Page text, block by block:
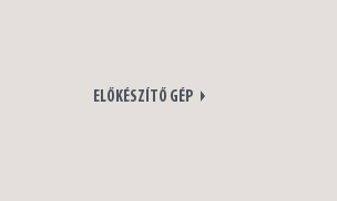
ELŐKÉSZÍTŐ GÉP